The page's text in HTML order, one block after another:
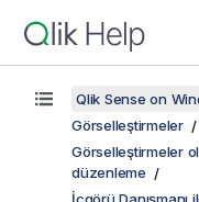
Qlik Sense on
Görselleştirmeler
Görselleştirmeler
düzenleme